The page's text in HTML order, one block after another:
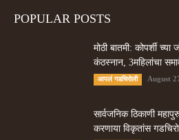
POPULAR POSTS
मोठी बातमी: कोपर्शी
कंठस्नान, 3महिलांचा
आपलं गडचिरोली August
सार्वजनिक ठिकाणी
करणा­या विकृतांस